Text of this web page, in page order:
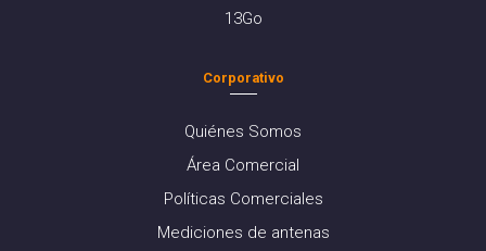
13Go
Corporativo
Quiénes Somos
Área Comercial
Políticas Comerciales
Mediciones de antenas